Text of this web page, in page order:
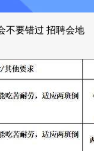
不要错过 招聘会地